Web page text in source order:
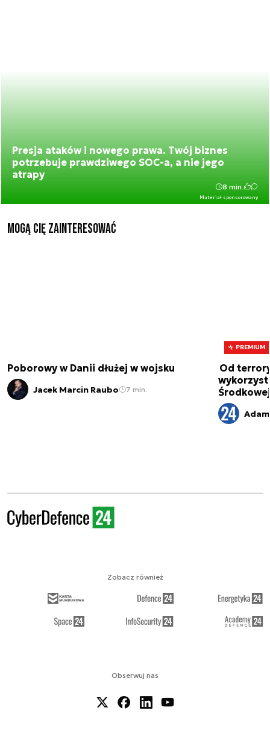
Presja ataków i nowego prawa. Twój biznes
potrzebuje prawdziwego SOC-a, a nie jego
atrapy
Materiał sponsorowany
8 min.
Mogą Cię zainteresować
Poborowy w Danii dłużej w wojsku
Jacek Marcin Raubo 7 min.
PREMIUM
Od
Środkowej
Obserwuj nas
Zobacz również